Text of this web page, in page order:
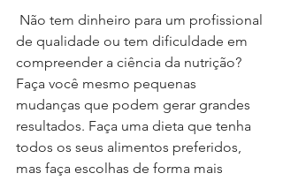
de qualidade ou tem dificuldade em
compreender a ciência da nutrição?
Faça você mesmo pequenas
mudanças que podem gerar grandes
resultados. Faça uma dieta que tenha
todos os seus alimentos preferidos,
mas faça escolhas de forma mais